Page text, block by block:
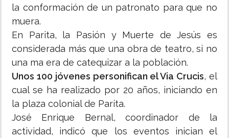
la conformación de un patronato para que no
muera.
En Parita, la Pasión y Muerte de Jesús es
considerada más que una obra de teatro, si no
una ma era de catequizar a la población.
Unos 100 jóvenes personifican el Via Crucis, el
cual se ha realizado por 20 años, iniciando en
la plaza colonial de Parita.
José Enrique Bernal, coordinador de la
actividad, indicó que los eventos inician el